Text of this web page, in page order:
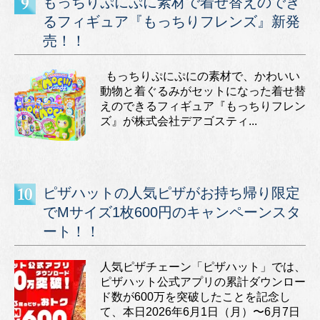
るフィギュア『もっちりフレンズ』新発
売！！
もっちりぷにぷにの素材で、かわいい
動物と着ぐるみがセットになった着せ替
えのできるフィギュア『もっちりフレン
ズ』が株式会社デアゴスティ...
ピザハットの人気ピザがお持ち帰り限定
でMサイズ1枚600円のキャンペーンスタ
ート！！
人気ピザチェーン「ピザハット」では、
ピザハット公式アプリの累計ダウンロー
ド数が600万を突破したことを記念し
て、本日2026年6月1日（月）〜6月7日